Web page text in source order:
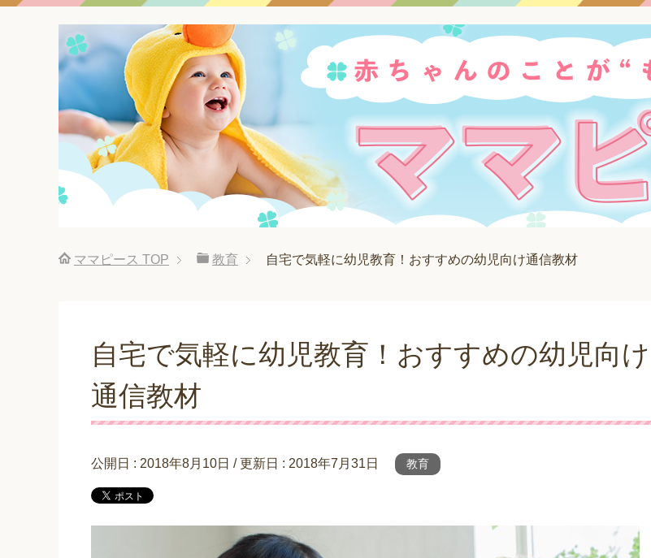
ママピース TOP 教育 自宅で気軽に幼児教育！おすすめの幼児向け通信教材
自宅で気軽に幼児教育！おすすめの幼児向け
通信教材
公開日 : 2018年8月10日 / 更新日 : 2018年7月31日 教育